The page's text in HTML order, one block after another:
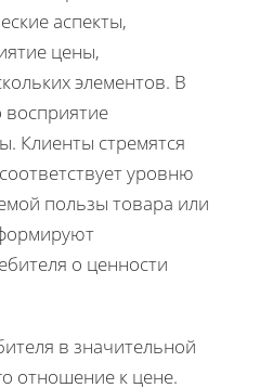
аспекты,
цены,
элементов. В
восприятие
Клиенты стремятся
уровню
пользы товара или
о ценности
в значительной
отношение к цене.